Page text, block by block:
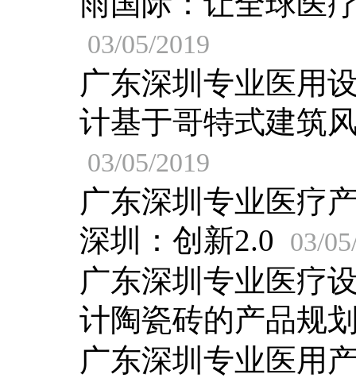
03/05/2019
广东深圳专业医用
计基于哥特式建筑
03/05/2019
广东深圳专业医疗
深圳：创新2.0
03/
广东深圳专业医疗
计陶瓷砖的产品规
广东深圳专业医用